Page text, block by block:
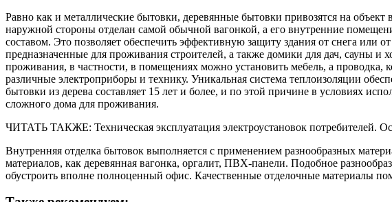
Равно как и металлические бытовки, деревянные бытовки привозятся на
наружной стороны отделан самой обычной вагонкой, а его внутренние
составом. Это позволяет обеспечить эффективную защиту здания от снега
предназначенные для проживания строителей, а также домики для дач, сауны
проживания, в частности, в помещениях можно установить мебель, а проводка,
различные электроприборы и технику. Уникальная система теплоизоляции
бытовки из дерева составляет 15 лет и более, и по этой причине в условиях
сложного дома для проживания.
ЧИТАТЬ ТАКЖЕ: Техническая эксплуатация электроустановок потребителей.
Внутренняя отделка бытовок выполняется с применением разнообразных
материалов, как деревянная вагонка, оргалит, ПВХ-панели. Подобное
обустроить вполне полноценный офис. Качественные отделочные материалы